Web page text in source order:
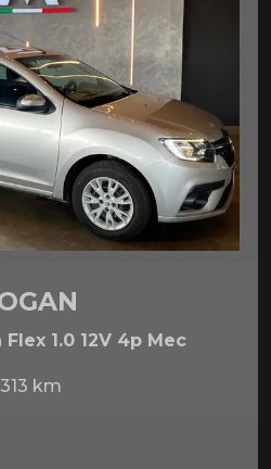
1.0 12V 4p Mec
km